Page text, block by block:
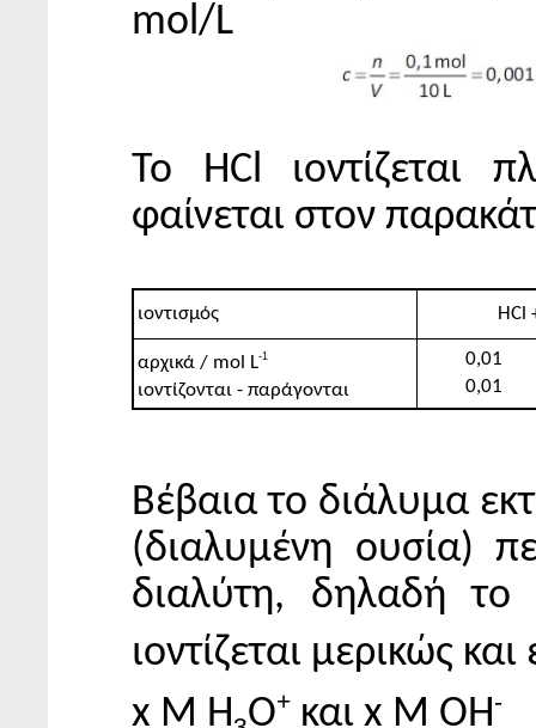
mol/L
Το ΗCl ιοντίζεται
φαίνεται στον
ιοντισμός HCl
αρχικά / mol L-1
ιοντίζονται - παράγονται
0,01
0,01
Βέβαια το διάλυμα
(διαλυμένη ουσία)
διαλύτη, δηλαδή το
ιοντίζεται μερικώς και
x M Η Ο+ και x M ΟΗ-